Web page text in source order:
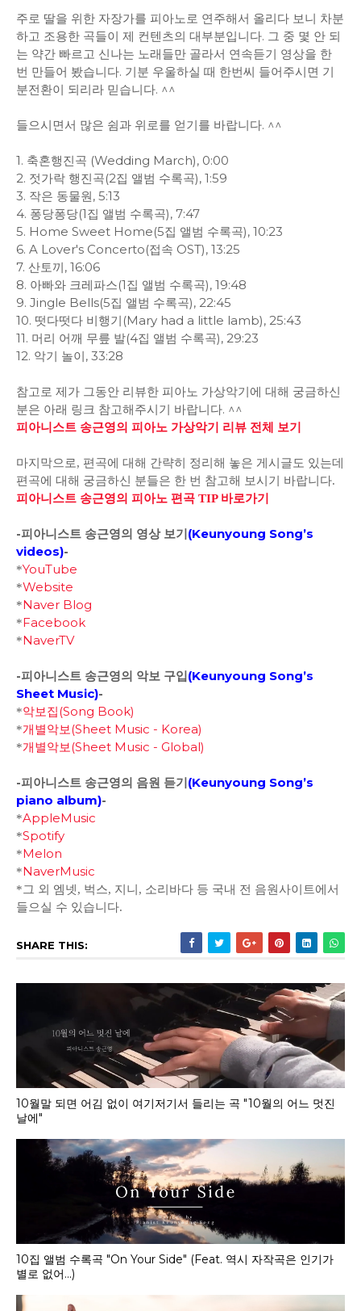
주로 딸을 위한 자장가를 피아노로 연주해서 올리다 보니 차분
하고 조용한 곡들이 제 컨텐츠의 대부분입니다. 그 중 몇 안 되
는 약간 빠르고 신나는 노래들만 골라서 연속듣기 영상을 한
번 만들어 봤습니다. 기분 우울하실 때 한번씨 들어주시면 기
분전환이 되리라 믿습니다. ^^
들으시면서 많은 쉼과 위로를 얻기를 바랍니다. ^^
1. 축혼행진곡 (Wedding March), 0:00
2. 젓가락 행진곡(2집 앨범 수록곡), 1:59
3. 작은 동물원, 5:13
4. 퐁당퐁당(1집 앨범 수록곡), 7:47
5. Home Sweet Home(5집 앨범 수록곡), 10:23
6. A Lover's Concerto(접속 OST), 13:25
7. 산토끼, 16:06
8. 아빠와 크레파스(1집 앨범 수록곡), 19:48
9. Jingle Bells(5집 앨범 수록곡), 22:45
10. 떳다떳다 비행기(Mary had a little lamb), 25:43
11. 머리 어깨 무릎 발(4집 앨범 수록곡), 29:23
12. 악기 놀이, 33:28
참고로 제가 그동안 리뷰한 피아노 가상악기에 대해 궁금하신
분은 아래 링크 참고해주시기 바랍니다. ^^
피아니스트 송근영의 피아노 가상악기 리뷰 전체 보기
마지막으로, 편곡에 대해 간략히 정리해 놓은 게시글도 있는데
편곡에 대해 궁금하신 분들은 한 번 참고해 보시기 바랍니다.
피아니스트 송근영의 피아노 편곡 TIP 바로가기
-피아니스트 송근영의 영상 보기(Keunyoung Song’s
videos)-
*YouTube
*Website
*Naver Blog
*Facebook
*NaverTV
-피아니스트 송근영의 악보 구입(Keunyoung Song’s
Sheet Music)-
*악보집(Song Book)
*개별악보(Sheet Music - Korea)
*개별악보(Sheet Music - Global)
-피아니스트 송근영의 음원 듣기(Keunyoung Song’s
piano album)-
*AppleMusic
*Spotify
*Melon
*NaverMusic
*그 외 엠넷, 벅스, 지니, 소리바다 등 국내 전 음원사이트에서
들으실 수 있습니다.
SHARE THIS:
10월말 되면 어김 없이 여기저기서 들리는 곡 "10월의 어느 멋진
날에"
10집 앨범 수록곡 "On Your Side" (Feat. 역시 자작곡은 인기가
별로 없어...)